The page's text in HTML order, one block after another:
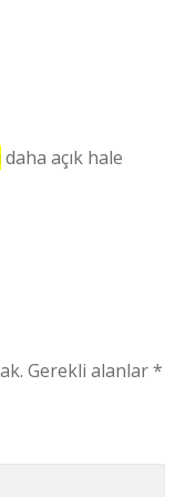
daha açık hale
Gerekli alanlar*